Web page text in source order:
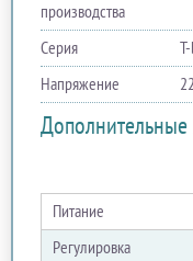
производства
Серия
Напряжение
Дополнительные
Питание
Регулировка